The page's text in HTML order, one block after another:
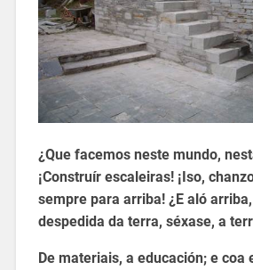
¿Que facemos neste mundo,
¡Construír escaleiras! ¡Iso,
sempre para arriba! ¿E aló arriba,
despedida da terra, séxase, a
De materiais, a educación; e coa